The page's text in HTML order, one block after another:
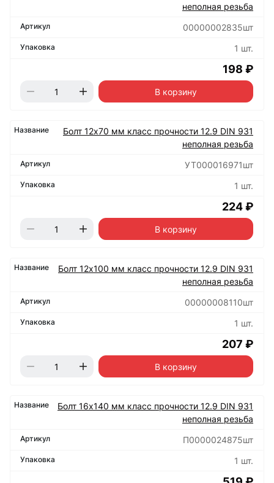
неполная резьба
00000002835шт
1 шт.
198 ₽
В корзину
Болт 12х70 мм класс прочности 12.9 DIN 931
неполная резьба
УТ000016971шт
1 шт.
224 ₽
В корзину
Болт 12х100 мм класс прочности 12.9 DIN 931
неполная резьба
00000008110шт
1 шт.
207 ₽
В корзину
Болт 16х140 мм класс прочности 12.9 DIN 931
неполная резьба
П0000024875шт
1 шт.